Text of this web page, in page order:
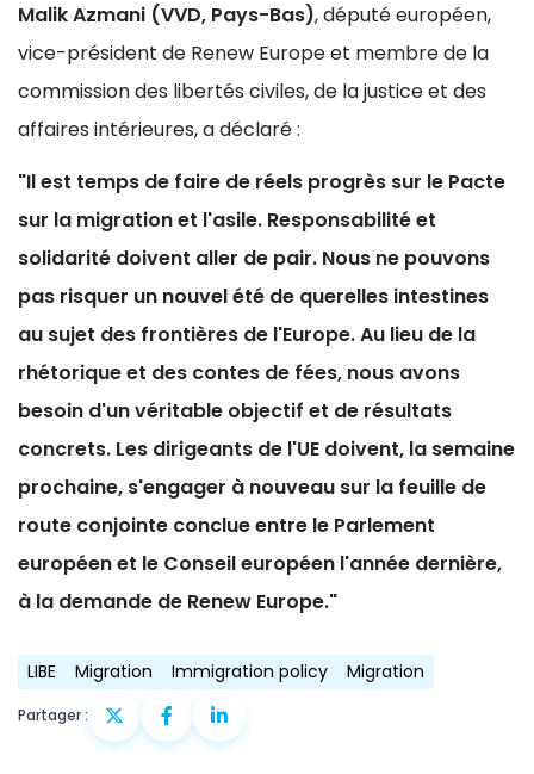
Malik Azmani (VVD, Pays-Bas), député européen,
vice-président de Renew Europe et membre de la
commission des libertés civiles, de la justice et des
affaires intérieures, a déclaré :
"Il est temps de faire de réels progrès sur le Pacte
sur la migration et l'asile. Responsabilité et
solidarité doivent aller de pair. Nous ne pouvons
pas risquer un nouvel été de querelles intestines
au sujet des frontières de l'Europe. Au lieu de la
rhétorique et des contes de fées, nous avons
besoin d'un véritable objectif et de résultats
concrets. Les dirigeants de l'UE doivent, la semaine
prochaine, s'engager à nouveau sur la feuille de
route conjointe conclue entre le Parlement
européen et le Conseil européen l'année dernière,
à la demande de Renew Europe."
LIBE Migration Immigration policy Migration
Partager :